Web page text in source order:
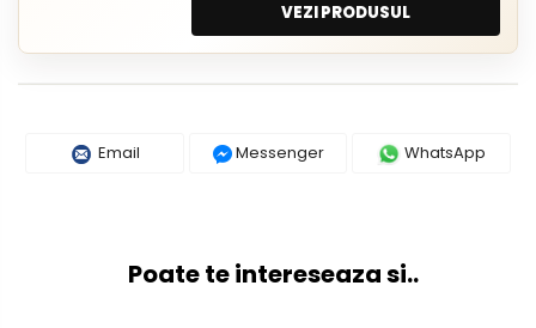
VEZI PRODUSUL
Email Messenger WhatsApp
Poate te intereseaza si..